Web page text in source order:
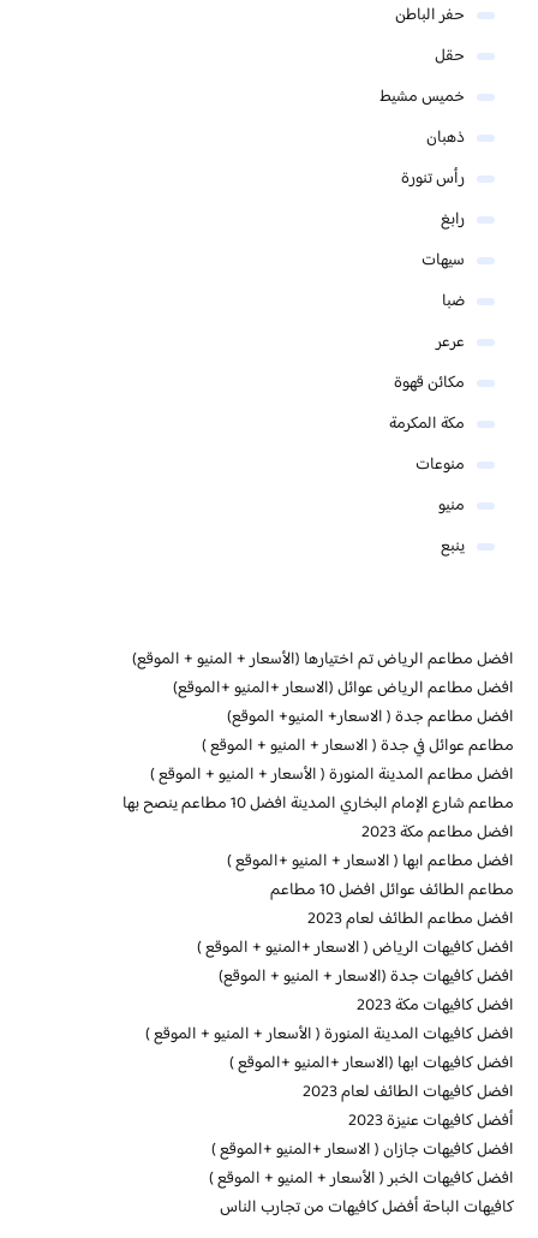
حفر الباطن
حقل
خميس مشيط
ذهبان
رأس تنورة
رابغ
سيهات
ضبا
عرعر
مكائن قهوة
مكة المكرمة
منوعات
منيو
ينبع
افضل مطاعم الرياض تم اختيارها (الأسعار + المنيو + الموقع)
افضل مطاعم الرياض عوائل (الاسعار +المنيو +الموقع)
افضل مطاعم جدة ( الاسعار+ المنيو+ الموقع)
مطاعم عوائل في جدة ( الاسعار + المنيو + الموقع )
افضل مطاعم المدينة المنورة ( الأسعار + المنيو + الموقع )
مطاعم شارع الإمام البخاري المدينة افضل 10 مطاعم ينصح بها
افضل مطاعم مكة 2023
افضل مطاعم ابها ( الاسعار + المنيو +الموقع )
مطاعم الطائف عوائل افضل 10 مطاعم
افضل مطاعم الطائف لعام 2023
افضل كافيهات الرياض ( الاسعار +المنيو + الموقع )
افضل كافيهات جدة (الاسعار + المنيو + الموقع)
افضل كافيهات مكة 2023
افضل كافيهات المدينة المنورة ( الأسعار + المنيو + الموقع )
افضل كافيهات ابها (الاسعار +المنيو +الموقع )
افضل كافيهات الطائف لعام 2023
أفضل كافيهات عنيزة 2023
افضل كافيهات جازان ( الاسعار +المنيو +الموقع )
افضل كافيهات الخبر ( الأسعار + المنيو + الموقع )
كافيهات الباحة أفضل كافيهات من تجارب الناس